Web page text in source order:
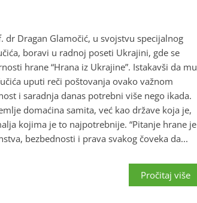
Dragan Glamočić, u svojstvu specijalnog
boravi u radnoj poseti Ukrajini, gde se
hrane “Hrana iz Ukrajine”. Istakavši da mu
uputi reči poštovanja ovako važnom
i saradnja danas potrebni više nego ikada.
domaćina samita, već kao države koja je,
kojima je to najpotrebnije. “Pitanje hrane je
bezbednosti i prava svakog čoveka da...
Pročitaj više